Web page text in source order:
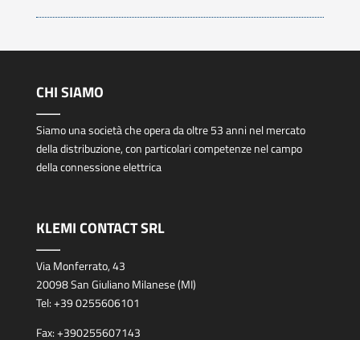
CHI SIAMO
Siamo una società che opera da oltre 53 anni nel mercato
della distribuzione, con particolari competenze nel campo
della connessione elettrica
KLEMI CONTACT SRL
Via Monferrato, 43
20098 San Giuliano Milanese (MI)
Tel:+39 0255606101
Fax:+390255607143